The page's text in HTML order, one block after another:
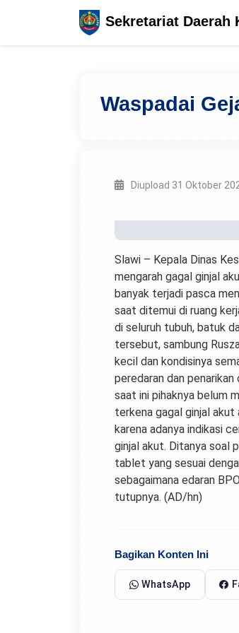
Sekretariat Daerah
Waspadai
Diupload 31 Oktober
Slawi – Kepala Dinas
mengarah gagal ginjal
banyak terjadi pasca
saat ditemui di ruang
di seluruh tubuh, batuk
tersebut, sambung
kecil dan kondisinya
peredaran dan
saat ini pihaknya belum
terkena gagal ginjal akut
karena adanya indikasi
ginjal akut. Ditanya soal
tablet yang sesuai
sebagaimana edaran
tutupnya. (AD/hn)
Bagikan Konten Ini
WhatsApp